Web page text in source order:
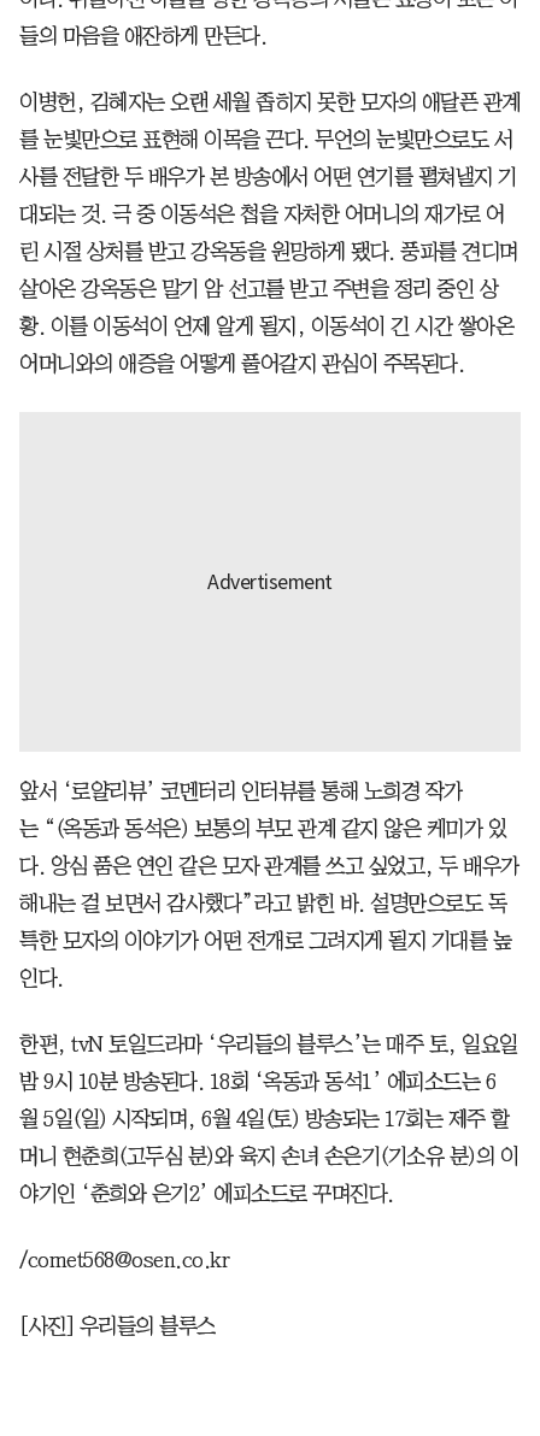
들의 마음을 애잔하게 만든다.
이병헌, 김혜자는 오랜 세월 좁히지 못한 모자의 애달픈 관계
를 눈빛만으로 표현해 이목을 끈다. 무언의 눈빛만으로도 서
사를 전달한 두 배우가 본 방송에서 어떤 연기를 펼쳐낼지 기
대되는 것. 극 중 이동석은 첩을 자처한 어머니의 재가로 어
린 시절 상처를 받고 강옥동을 원망하게 됐다. 풍파를 견디며
살아온 강옥동은 말기 암 선고를 받고 주변을 정리 중인 상
황. 이를 이동석이 언제 알게 될지, 이동석이 긴 시간 쌓아온
어머니와의 애증을 어떻게 풀어갈지 관심이 주목된다.
앞서 ‘로얄리뷰’ 코멘터리 인터뷰를 통해 노희경 작가
는 “(옥동과 동석은) 보통의 부모 관계 같지 않은 케미가 있
다. 앙심 품은 연인 같은 모자 관계를 쓰고 싶었고, 두 배우가
해내는 걸 보면서 감사했다”라고 밝힌 바. 설명만으로도 독
특한 모자의 이야기가 어떤 전개로 그려지게 될지 기대를 높
인다.
한편, tvN 토일드라마 ‘우리들의 블루스’는 매주 토, 일요일
밤 9시 10분 방송된다. 18회 ‘옥동과 동석1’ 에피소드는 6
월 5일(일) 시작되며, 6월 4일(토) 방송되는 17회는 제주 할
머니 현춘희(고두심 분)와 육지 손녀 손은기(기소유 분)의 이
야기인 ‘춘희와 은기2’ 에피소드로 꾸며진다.
/comet568@osen.co.kr
[사진] 우리들의 블루스